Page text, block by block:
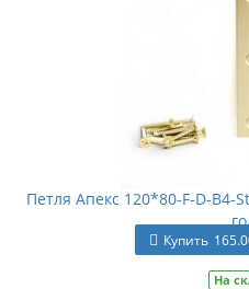
Петля Апекс 120*80-F-D-B4-
Купить
На